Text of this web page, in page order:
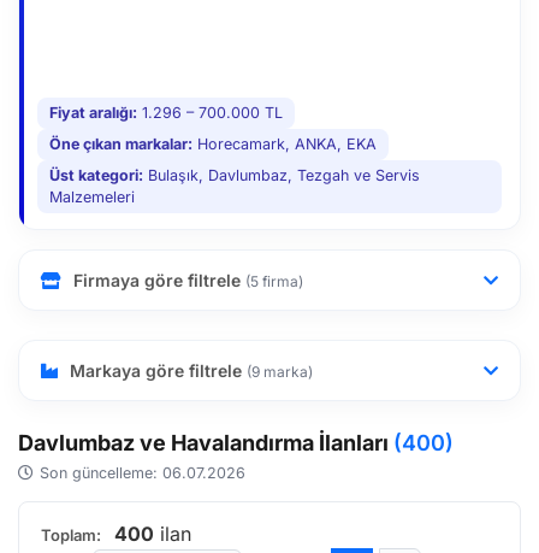
Fiyat aralığı: 1.296 – 700.000 TL
Öne çıkan markalar: Horecamark, ANKA, EKA
Üst kategori: Bulaşık, Davlumbaz, Tezgah ve Servis
Malzemeleri
Firmaya göre filtrele (5 firma)
Markaya göre filtrele (9 marka)
Davlumbaz ve Havalandırma İlanları (400)
Son güncelleme: 06.07.2026
Toplam: 400 ilan